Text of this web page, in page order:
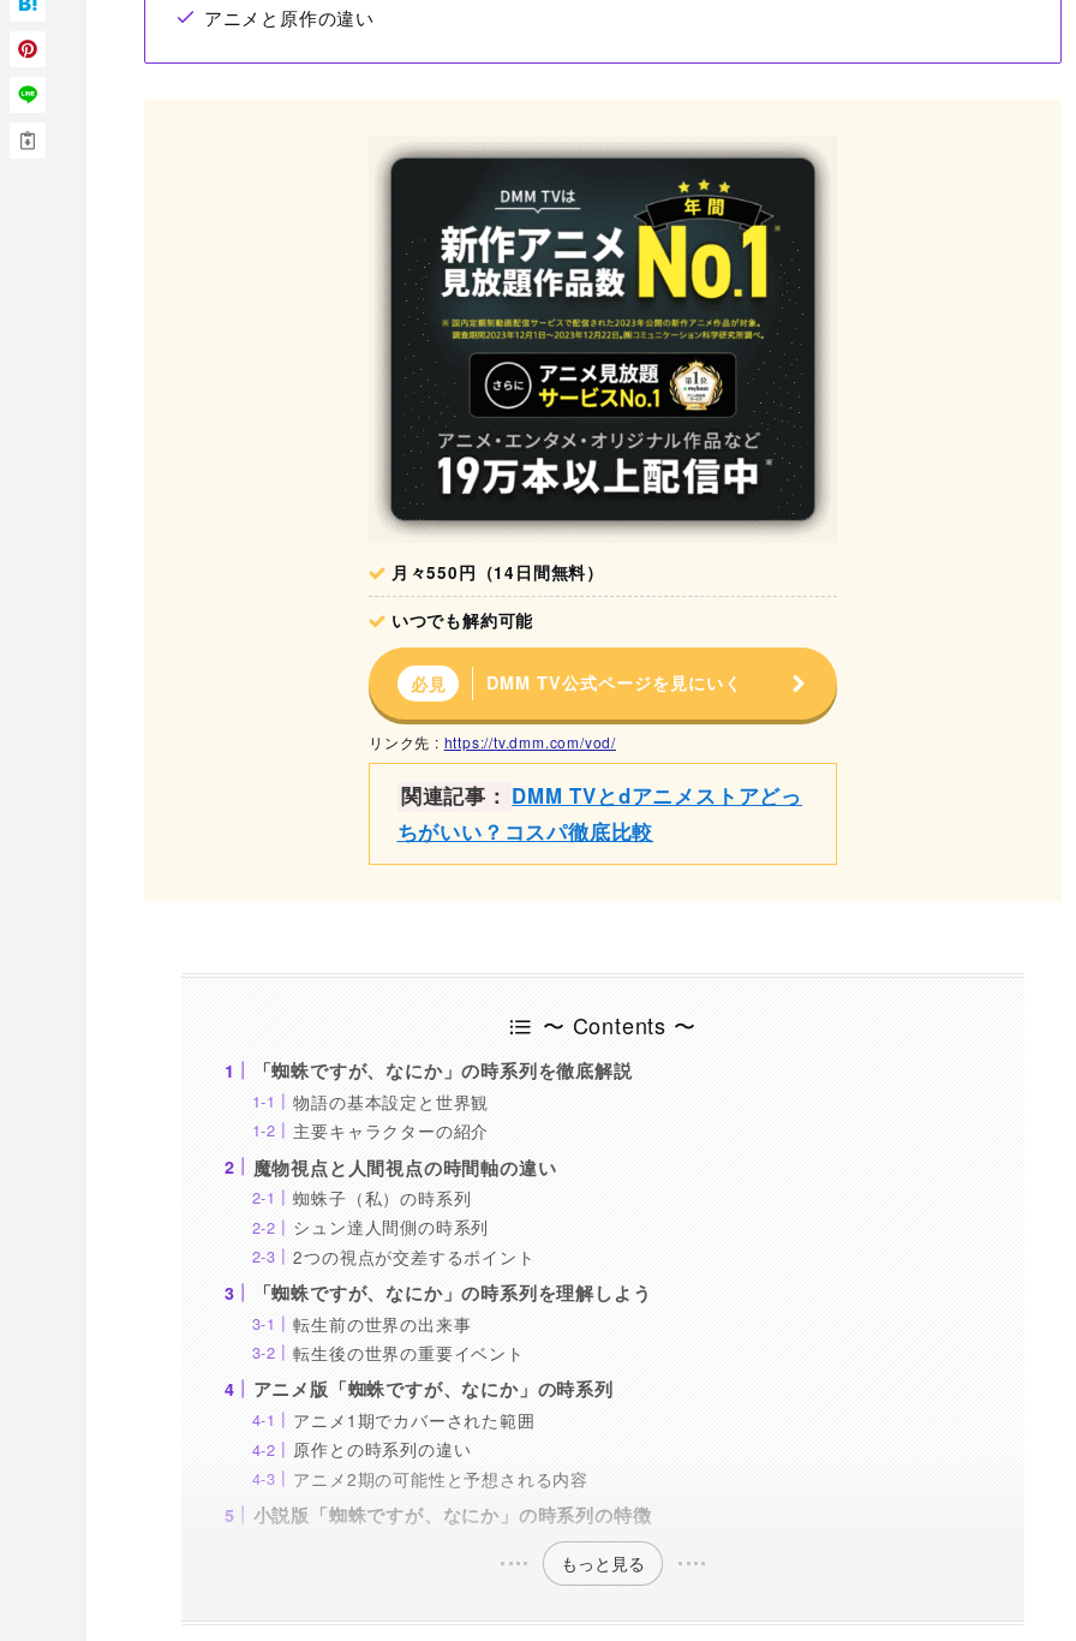
アニメと原作の違い
月々550円（14日間無料）
いつでも解約可能
必見 DMM TV公式ページを見にいく
リンク先 : https://tv.dmm.com/vod/
関連記事： DMM TVとdアニメストアどっ
ちがいい？コスパ徹底比較
〜 Contents 〜
「蜘蛛ですが、なにか」の時系列を徹底解説
物語の基本設定と世界観
主要キャラクターの紹介
魔物視点と人間視点の時間軸の違い
蜘蛛子（私）の時系列
シュン達人間側の時系列
2つの視点が交差するポイント
「蜘蛛ですが、なにか」の時系列を理解しよう
転生前の世界の出来事
転生後の世界の重要イベント
アニメ版「蜘蛛ですが、なにか」の時系列
アニメ1期でカバーされた範囲
原作との時系列の違い
アニメ2期の可能性と予想される内容
小説版「蜘蛛ですが、なにか」の時系列の特徴
もっと見る